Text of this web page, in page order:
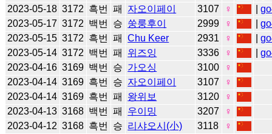
2023-05-18 3172 흑번 패 자오이페이 3107 ♀ |
2023-05-17 3172 백번 승 쑹룽후이 2999 ♀ |
2023-05-15 3172 흑번 패 Chu Keer 2931 ♀ |
2023-05-14 3172 백번 패 위즈잉 3336 ♀ |
2023-04-16 3169 백번 승 가오싱 3100
♀
2023-04-14 3169 흑번 승 자오이페이 3107
♀
2023-04-14 3169 흑번 패 왕위보 3120
♀
2023-04-13 3168 백번 패 우이밍 3207
♀
2023-04-12 3168 흑번 승 리샤오시(小) 3118
♀